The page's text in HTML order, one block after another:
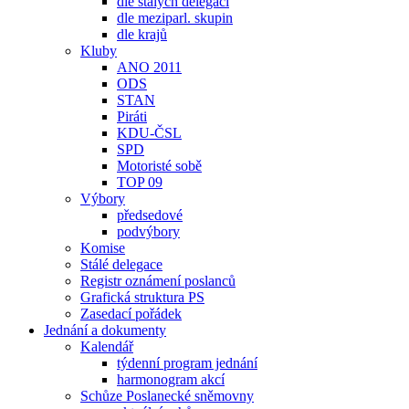
dle meziparl. skupin
dle krajů
Kluby
ANO 2011
ODS
STAN
Piráti
KDU-ČSL
SPD
Motoristé sobě
TOP 09
Výbory
předsedové
podvýbory
Komise
Stálé delegace
Registr oznámení poslanců
Grafická struktura PS
Zasedací pořádek
Jednání a dokumenty
Kalendář
týdenní program jednání
harmonogram akcí
Schůze Poslanecké sněmovny